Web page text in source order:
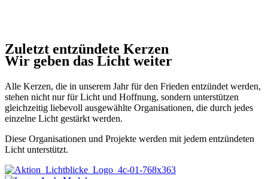
Zuletzt entzündete Kerzen
Wir geben das Licht weiter
Alle Kerzen, die in unserem Jahr für den Frieden entzündet werden,
stehen nicht nur für Licht und Hoffnung, sondern unterstützen
gleichzeitig liebevoll ausgewählte Organisationen, die durch jedes
einzelne Licht gestärkt werden.
Diese Organisationen und Projekte werden mit jedem entzündeten
Licht unterstützt.